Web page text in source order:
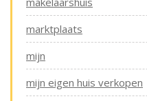
marktplaats
mijn
mijn eigen huis verkopen